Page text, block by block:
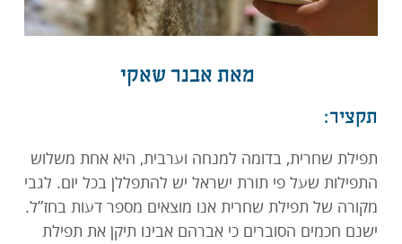
מאת אבנר שאקי
תקציר:
תפילת שחרית, בדומה למנחה וערבית, היא אחת משלוש
התפילות שעל פי תורת ישראל יש להתפללן בכל יום. לגבי
מקורה של תפילת שחרית אנו מוצאים מספר דעות בחז”ל.
ישנם חכמים הסוברים כי אברהם אבינו תיקן את תפילת